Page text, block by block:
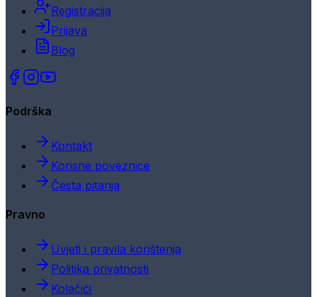
Registracija
Prijava
Blog
Podrška
Kontakt
Korisne poveznice
Česta pitanja
Pravno
Uvjeti i pravila korištenja
Politika privatnosti
Kolačići